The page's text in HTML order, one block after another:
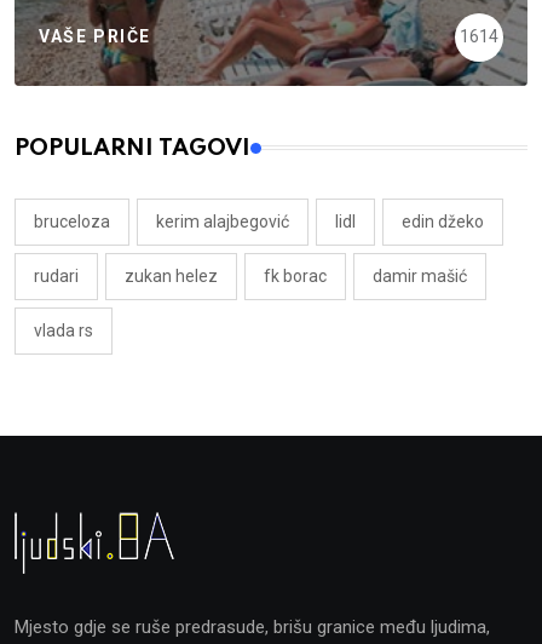
VAŠE PRIČE 1614
POPULARNI TAGOVI
bruceloza kerim alajbegović lidl edin džeko
rudari zukan helez fk borac damir mašić
vlada rs
Mjesto gdje se ruše predrasude, brišu granice među ljudima,